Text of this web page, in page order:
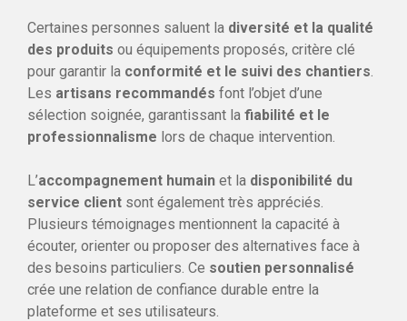
Certaines personnes saluent la diversité et la qualité
des produits ou équipements proposés, critère clé
pour garantir la conformité et le suivi des chantiers.
Les artisans recommandés font l’objet d’une
sélection soignée, garantissant la fiabilité et le
professionnalisme lors de chaque intervention.
L’accompagnement humain et la disponibilité du
service client sont également très appréciés.
Plusieurs témoignages mentionnent la capacité à
écouter, orienter ou proposer des alternatives face à
des besoins particuliers. Ce soutien personnalisé
crée une relation de confiance durable entre la
plateforme et ses utilisateurs.